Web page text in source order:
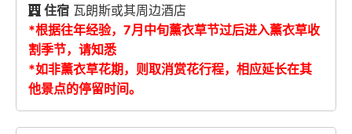
住宿 瓦朗斯或其周边酒店
*根据往年经验，7月中旬薰衣草节过后进入薰衣草收
割季节，请知悉
*如非薰衣草花期，则取消赏花行程，相应延长在其
他景点的停留时间。